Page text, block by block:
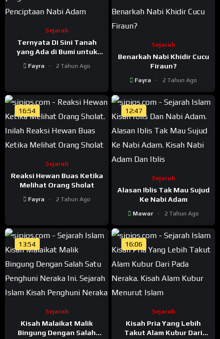
Sejarah
Ternyata Di Sini Tanah
yang Ada di Bumi untuk
Fayra 2 Tahun Ago
Sejarah
Benarkah Nabi Khidir Cucu
Firaun?
Fayra 2 Tahun Ago
16:54
Sejarah
Reaksi Hewan Buas Ketika
Melihat Orang Sholat
Fayra 2 Tahun Ago
12:47
Sejarah
Alasan Iblis Tak Mau Sujud
Ke Nabi Adam
Mawar 2 Tahun Ago
13:54
Sejarah
Kisah Malaikat Malik
Bingung Dengan Salah
16:06
Sejarah
Kisah Pria Yang Lebih
Takut Alam Kubur Dari